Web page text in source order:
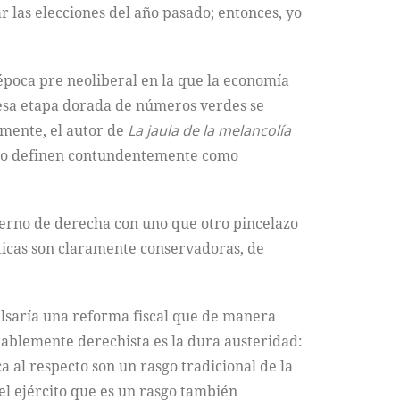
elecciones del año pasado; entonces, yo
pre neoliberal en la que la economía
etapa dorada de números verdes se
el autor de La jaula de la melancolía
definen contundentemente como
de derecha con uno que otro pincelazo
son claramente conservadoras, de
una reforma fiscal que de manera
derechista es la dura austeridad:
al respecto son un rasgo tradicional de la
ejército que es un rasgo también